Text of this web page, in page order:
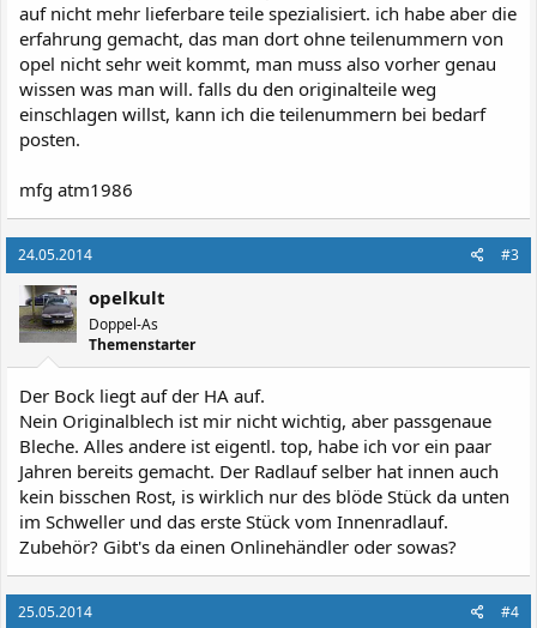
auf nicht mehr lieferbare teile spezialisiert. ich habe aber die
erfahrung gemacht, das man dort ohne teilenummern von
opel nicht sehr weit kommt, man muss also vorher genau
wissen was man will. falls du den originalteile weg
einschlagen willst, kann ich die teilenummern bei bedarf
posten.
mfg atm1986
24.05.2014 #3
opelkult
Doppel-As
Themenstarter
Der Bock liegt auf der HA auf.
Nein Originalblech ist mir nicht wichtig, aber passgenaue
Bleche. Alles andere ist eigentl. top, habe ich vor ein paar
Jahren bereits gemacht. Der Radlauf selber hat innen auch
kein bisschen Rost, is wirklich nur des blöde Stück da unten
im Schweller und das erste Stück vom Innenradlauf.
Zubehör? Gibt's da einen Onlinehändler oder sowas?
25.05.2014 #4